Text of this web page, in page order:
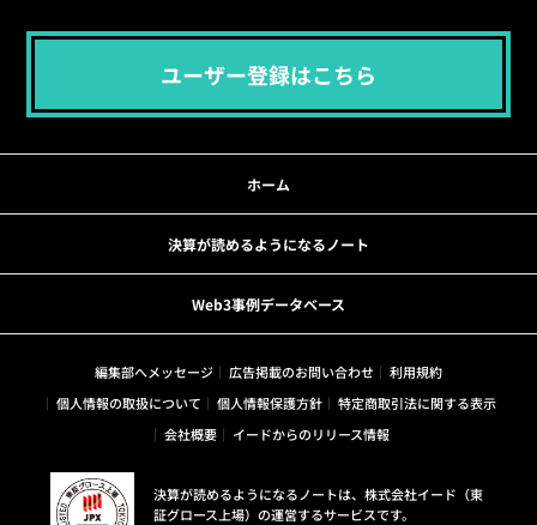
ユーザー登録はこちら
ホーム
決算が読めるようになるノート
Web3事例データベース
編集部へメッセージ 広告掲載のお問い合わせ
利用規約
個人情報の取扱について
個人情報保護方針
特定商取引法に関する表示
会社概要
イードからのリリース情報
決算が読めるようになるノートは、株式会社イード（東
証グロース上場）の運営するサービスです。